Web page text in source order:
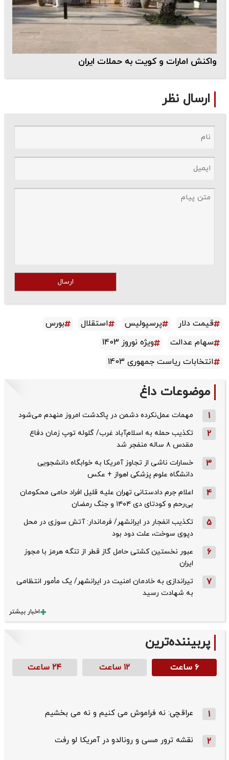
واکنش امارات و کویت به حملات ایران
ارسال نظر
ارسال
قیمت دلار پرسپولیس استقلال
بورس
سهام عدالت
ویژه نوروز 1403
انتخابات ریاست جمهوری 1403
موضوعات داغ
1 مهمات عمل‌نکرده دشمن در پاکدشت امروز منهدم می‌شود
2
تکذیب حمله به اسلام‌آباد غرب/ گلوله توپ زمان دفاع
مقدس ۸ ساله منفجر شد
3
خسارات ناشی از تجاوز آمریکا به خوابگاه دانشجویی
دانشگاه علوم پزشکی اهواز + عکس
4
اعلام جرم دادستانی تهران علیه قلیل افراد حامی محکومان
بی‌رحم و کودتای دی‌ ۱۴۰۴ و جنگ رمضان
5
تکذیب ‌انفجار در ایرانشهر/ فرماندار: آتش سوزی در محل
دپوی سوخت، علت دود بود
6
عبور نخستین کشتی حامل گاز قطر از تنگه هرمز با مجوز
ایران
7
تیراندازی به خادمان امنیت در ایرانشهر/ یک مأمور انتظامی
به شهادت رسید
اخبار بیشتر
پربیننده‌ترین
۶ ساعت ۱۲ ساعت ۲۴ ساعت
1 عراقچی: نه فراموش می کنیم و نه می بخشیم
2 نقشه ترور مسی و رونالدو در آمریکا لو رفت